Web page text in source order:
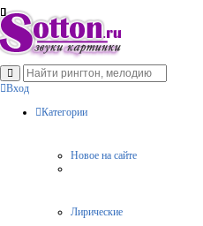
Вход
Категории
Новое на сайте
Лирические